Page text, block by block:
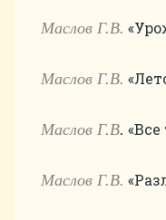
Маслов Г.В.
Маслов Г.В.
Маслов Г.В.
Маслов Г.В.